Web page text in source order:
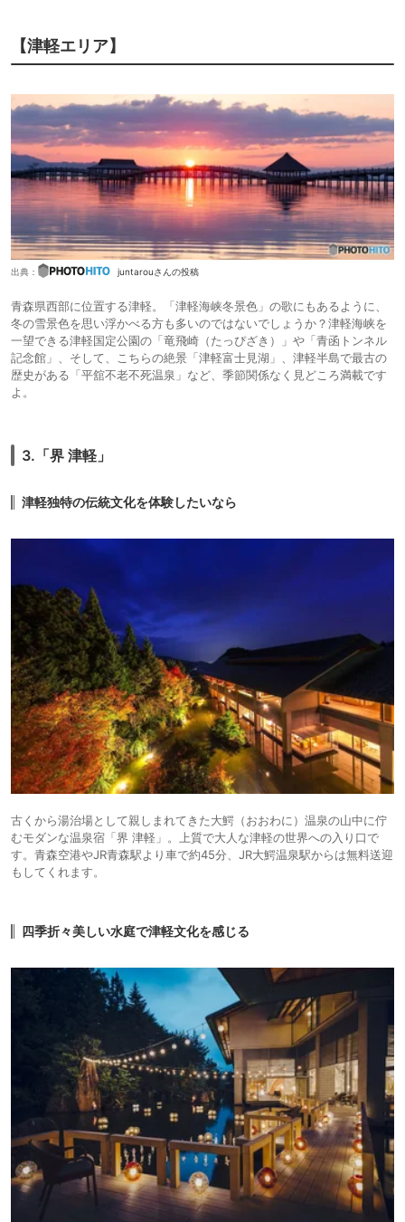
【津軽エリア】
出典： juntarouさんの投稿
青森県西部に位置する津軽。「津軽海峡冬景色」の歌にもあるように、
冬の雪景色を思い浮かべる方も多いのではないでしょうか？津軽海峡を
一望できる津軽国定公園の「竜飛崎（たっぴざき）」や「青函トンネル
記念館」、そして、こちらの絶景「津軽富士見湖」、津軽半島で最古の
歴史がある「平舘不老不死温泉」など、季節関係なく見どころ満載です
よ。
3.「界 津軽」
津軽独特の伝統文化を体験したいなら
古くから湯治場として親しまれてきた大鰐（おおわに）温泉の山中に佇
むモダンな温泉宿「界 津軽」。上質で大人な津軽の世界への入り口で
す。青森空港やJR青森駅より車で約45分、JR大鰐温泉駅からは無料送迎
もしてくれます。
四季折々美しい水庭で津軽文化を感じる